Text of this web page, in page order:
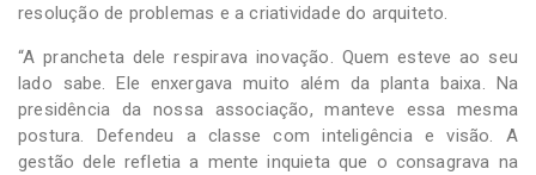
resolução de problemas e a criatividade do arquiteto.
“A prancheta dele respirava inovação. Quem esteve ao seu
lado sabe. Ele enxergava muito além da planta baixa. Na
presidência da nossa associação, manteve essa mesma
postura. Defendeu a classe com inteligência e visão. A
gestão dele refletia a mente inquieta que o consagrava na